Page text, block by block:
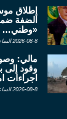
إطلاق
الضفة
«وطني…
2026-08-8 الساعة 21:30
وقود إلى
اجراءات
2026-08-8 الساعة 21:27